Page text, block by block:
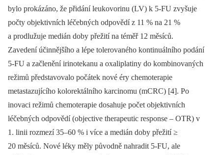
bylo prokázáno, že přidání leukovorinu (LV) k 5-FU zvyšuje
počty objektivních léčebných odpovědí z 11 % na 21 %
a prodlužuje medián doby přežití na téměř 12 měsíců.
Zavedení účinnějšího a lépe tolerovaného kontinuálního podání
5-FU a začlenění irinotekanu a oxaliplatiny do kombinovaných
režimů představovalo počátek nové éry chemoterapie
metastazujícího kolorektálního karcinomu (mCRC) [4]. Po
inovaci režimů chemoterapie dosahuje počet objektivních
léčebných odpovědí (objective therapeutic response –⁠ OTR) v
1. linii rozmezí 35–60 % i více a medián doby přežití ≥
20 měsíců. Nové léky měly původně nahradit 5-FU, ale